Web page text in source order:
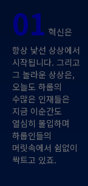
01 혁신은
항상 낯선 상상에서
시작됩니다. 그리고
그 놀라운 상상은,
오늘도 하룹의
수많은 인재들은
지금 이순간도
열심히 몰입하며
하룹인들의
머릿속에서 쉼없이
싹트고 있죠.